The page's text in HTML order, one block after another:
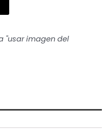
"usar imagen del